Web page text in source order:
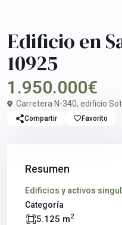
Edificio en
10925
1.950.000€
Carretera N-340, edificio
Compartir Favorito
Resumen
Edificios y activos
Categoría
5.125 m2